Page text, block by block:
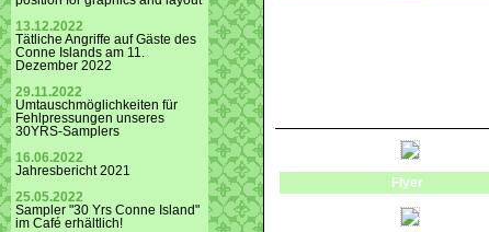
13.12.2022
Tätliche Angriffe auf Gäste des
Conne Islands am 11.
Dezember 2022
29.11.2022
Umtauschmöglichkeiten für
Fehlpressungen unseres
30YRS-Samplers
16.06.2022
Jahresbericht 2021
25.05.2022
Sampler "30 Yrs Conne Island"
im Café erhältlich!
Flyer